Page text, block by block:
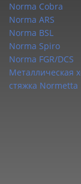
Norma Cobra
Norma ARS
Norma BSL
Norma Spiro
Norma FGR/DCS
Металлическая
стяжка Normetta